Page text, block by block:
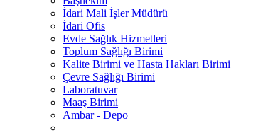
İdari Mali İşler Müdürü
İdari Ofis
Evde Sağlık Hizmetleri
Toplum Sağlığı Birimi
Kalite Birimi ve Hasta Hakları Birimi
Çevre Sağlığı Birimi
Laboratuvar
Maaş Birimi
Ambar - Depo